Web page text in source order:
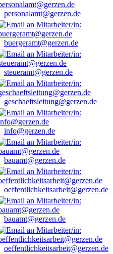
personalamt@gerzen.de
buergeramt@gerzen.de
steueramt@gerzen.de
geschaeftsleitung@gerzen.de
info@gerzen.de
bauamt@gerzen.de
oeffentlichkeitsarbeit@gerzen.de
bauamt@gerzen.de
oeffentlichkeitsarbeit@gerzen.de